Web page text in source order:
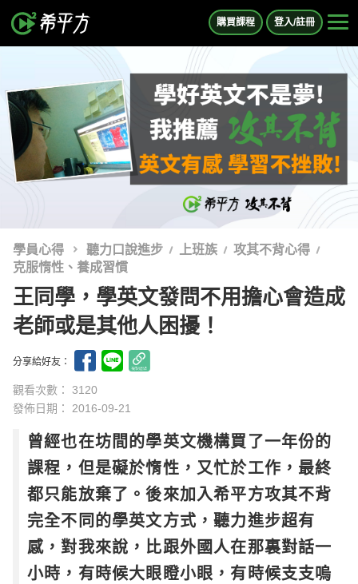
購買課程 登入/註冊
學員心得 聽力口說進步 上班族
攻其不背心得
克服惰性、養成習慣
王同學，學英文發問不用擔心會造成
老師或是其他人困擾！
分享給好友：
觀看次數： 3120
發佈日期： 2016-09-21
曾經也在坊間的學英文機構買了一年份的
課程，但是礙於惰性，又忙於工作，最終
都只能放棄了。後來加入希平方攻其不背
完全不同的學英文方式，聽力進步超有
感，對我來說，比跟外國人在那裏對話一
小時，有時候大眼瞪小眼，有時候支支嗚